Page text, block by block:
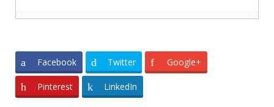
HAREKETLİLİĞİ GERÇEKLEŞTİRİLDİ
Ağustos 2026
SASAM’DAN GÖÇ İDARESİ BAŞKAN
Facebook Twitter Google+
Pinterest LinkedIn